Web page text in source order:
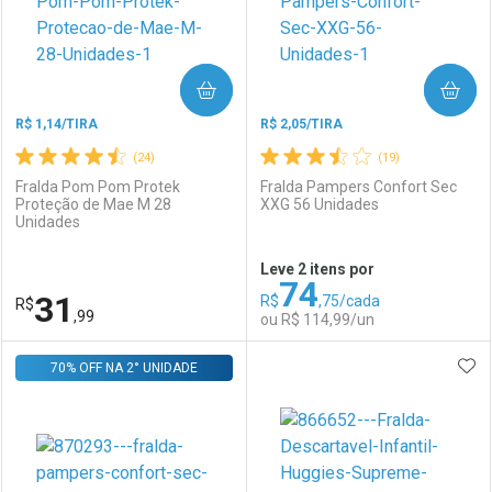
Comprar sem Desconto
Por R$ 31,99/cada
Por R$ 31,99/cada
Comprar sem Desconto
Por R$ 31,99/cada
Comprar sem Desconto
Por R$ 31,99/cada
(24)
R$ 1,14/TIRA
Fralda Pom Pom Protek
Proteção de Mae M 28
Unidades
R$31 ,99
COMPRAR
Laboratório
Por Menos
(19)
R$ 2,05/TIRA
Fralda Pampers Confort Sec
XXG 56 Unidades
Leve 2 itens por
R$74,75/cada
ou R$ 114,99/un
COMPRAR
Laboratório
Por Menos
70% OFF NA 2° UNIDADE